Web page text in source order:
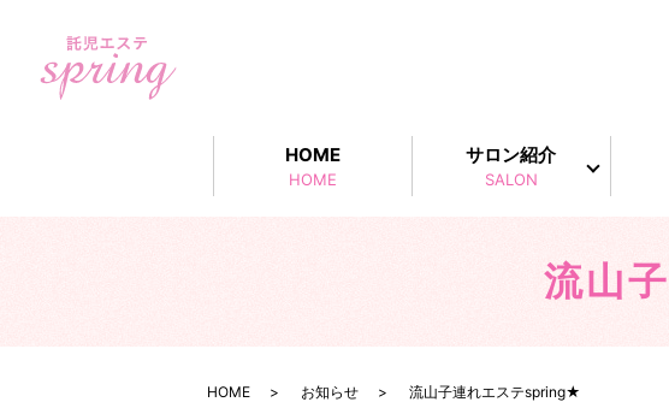
HOME
HOME
サロン紹介
SALON
流山
HOME お知らせ 流山子連れエステspring★